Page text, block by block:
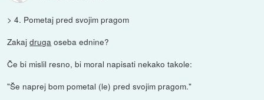
> 4. Pometaj pred svojim pragom
Zakajdruga oseba ednine?
Če bi mislil resno, bi moral napisati nekako takole:
"Še naprej bom pometal (le) pred svojim pragom."